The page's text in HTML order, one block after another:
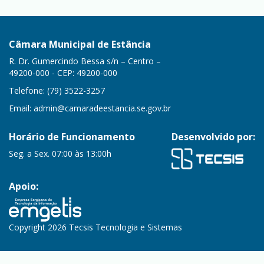
Câmara Municipal de Estância
R. Dr. Gumercindo Bessa s/n – Centro –
49200-000 - CEP: 49200-000
Telefone: (79) 3522-3257
Email: admin@camaradeestancia.se.gov.br
Horário de Funcionamento
Seg. a Sex. 07:00 às 13:00h
Desenvolvido por:
Apoio:
Copyright 2026 Tecsis Tecnologia e Sistemas